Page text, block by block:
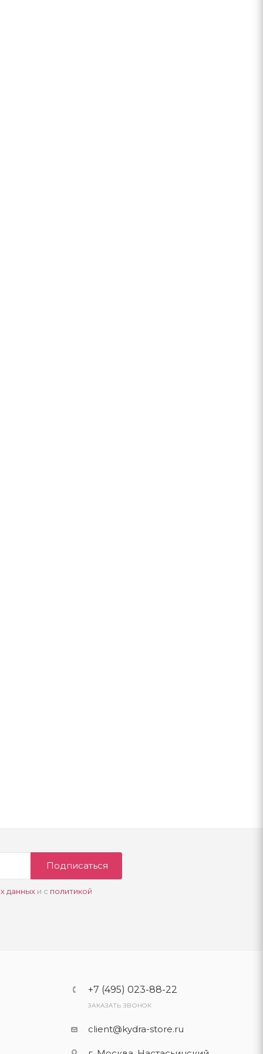
Подписаться
данныхи с политикой
+7 (495) 023-88-22
ЗАКАЗАТЬ ЗВОНОК
client@kydra-store.ru